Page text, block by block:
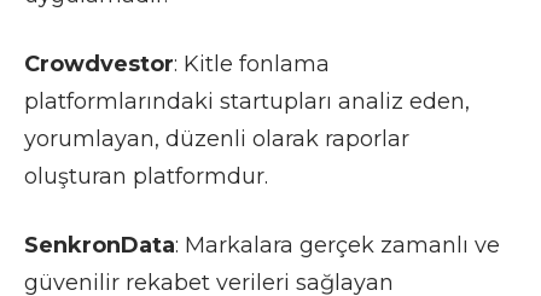
Crowdvestor: Kitle fonlama
platformlarındaki startupları analiz eden,
yorumlayan, düzenli olarak raporlar
oluşturan platformdur.
SenkronData: Markalara gerçek zamanlı ve
güvenilir rekabet verileri sağlayan